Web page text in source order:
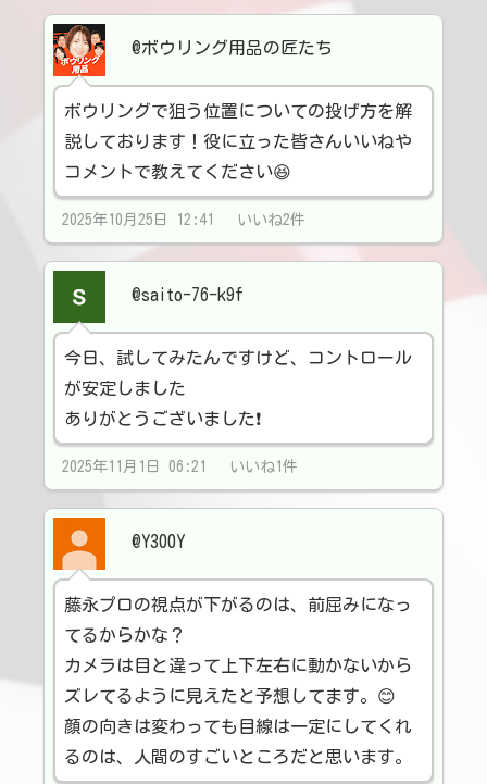
@ボウリング用品の匠たち
ボウリングで狙う位置についての投げ方を解
説しております！役に立った皆さんいいねや
コメントで教えてください😆
2025年10月25日 12:41 いいね2件
@saito-76-k9f
今日、試してみたんですけど、コントロール
が安定しました
ありがとうございました❗
2025年11月1日 06:21 いいね1件
@Y300Y
藤永プロの視点が下がるのは、前屈みになっ
てるからかな？
カメラは目と違って上下左右に動かないから
ズレてるように見えたと予想してます。😊
顔の向きは変わっても目線は一定にしてくれ
るのは、人間のすごいところだと思います。